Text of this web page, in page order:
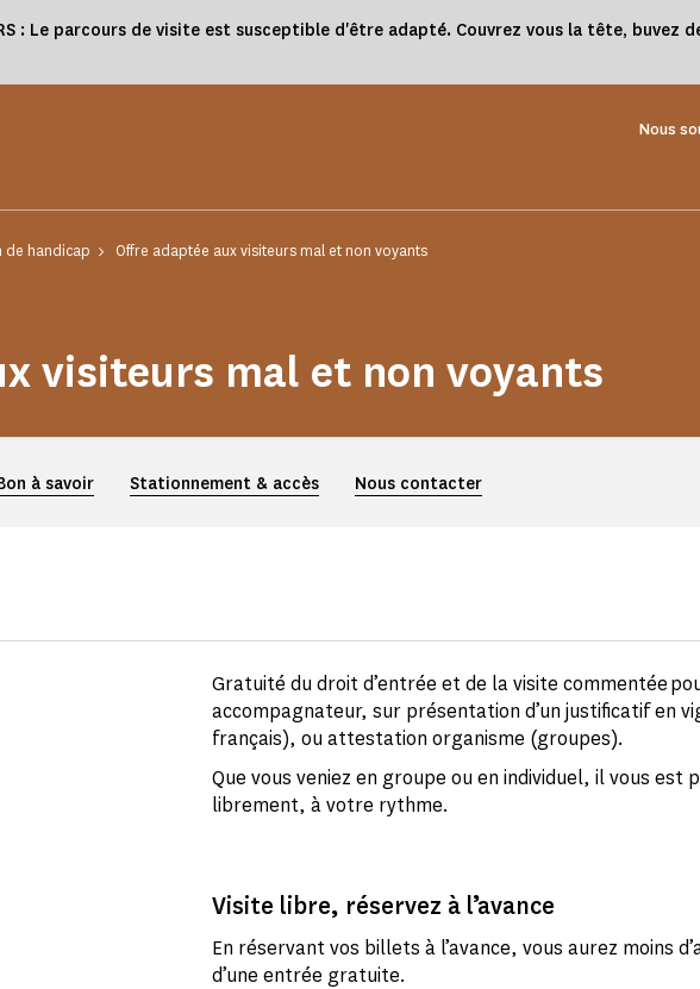
: Le parcours de visite est susceptible d'être adapté. Couvrez vous la tête,
Nous
de handicap Offre adaptée aux visiteurs mal et non voyants
visiteurs mal et non voyants
à savoir Stationnement & accès Nous contacter
Gratuité du droit d’entrée et de la visite commentée
accompagnateur, sur présentation d’un justificatif en
français), ou attestation organisme (groupes).
Que vous veniez en groupe ou en individuel, il vous
librement, à votre rythme.
Visite libre, réservez à l’avance
En réservant vos billets à l’avance, vous aurez moins
d’une entrée gratuite.